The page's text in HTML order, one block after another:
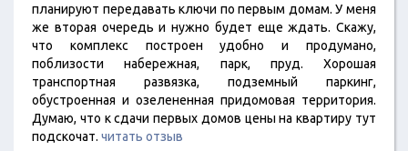
планируют передавать ключи по первым домам. У меня
же вторая очередь и нужно будет еще ждать. Скажу,
что комплекс построен удобно и продумано,
поблизости набережная, парк, пруд. Хорошая
транспортная развязка, подземный паркинг,
обустроенная и озелененная придомовая территория.
Думаю, что к сдачи первых домов цены на квартиру тут
подскочат. читать отзыв